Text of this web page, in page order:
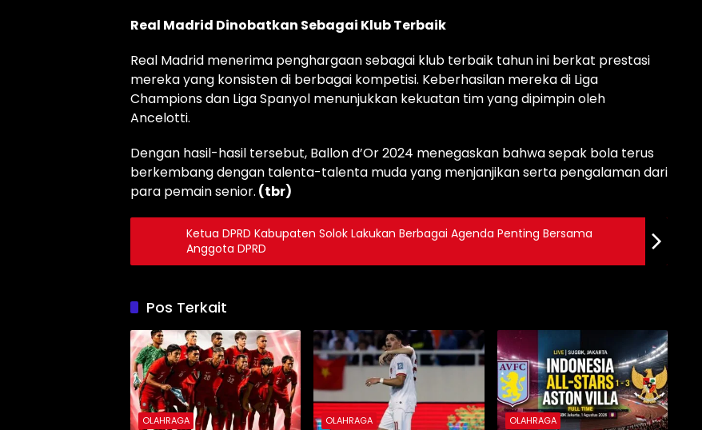
Real Madrid Dinobatkan Sebagai Klub Terbaik
Real Madrid menerima penghargaan sebagai klub terbaik tahun ini berkat prestasi
mereka yang konsisten di berbagai kompetisi. Keberhasilan mereka di Liga
Champions dan Liga Spanyol menunjukkan kekuatan tim yang dipimpin oleh
Ancelotti.
Dengan hasil-hasil tersebut, Ballon d’Or 2024 menegaskan bahwa sepak bola terus
berkembang dengan talenta-talenta muda yang menjanjikan serta pengalaman dari
para pemain senior. (tbr)
Ketua DPRD Kabupaten Solok Lakukan Berbagai Agenda Penting Bersama
Anggota DPRD
Pos Terkait
OLAHRAGA OLAHRAGA OLAHRAGA